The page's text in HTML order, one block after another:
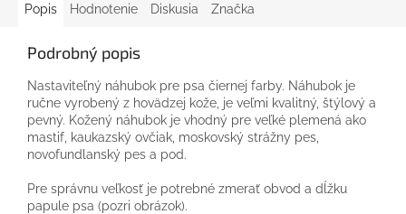
Popis Hodnotenie Diskusia Značka
Podrobný popis
Nastaviteľný náhubok pre psa čiernej farby. Náhubok je
ručne vyrobený z hovädzej kože, je veľmi kvalitný, štýlový a
pevný. Kožený náhubok je vhodný pre veľké plemená ako
mastif, kaukazský ovčiak, moskovský strážny pes,
novofundlanský pes a pod.
Pre správnu veľkosť je potrebné zmerať obvod a dĺžku
papule psa (pozri obrázok).